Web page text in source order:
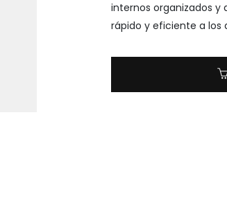
internos organizados y
rápido y eficiente a los